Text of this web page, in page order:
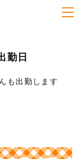
勤日
も出勤します